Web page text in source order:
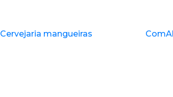
Cervejaria mangueiras